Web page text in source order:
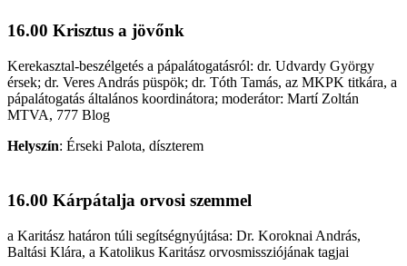
16.00 Krisztus a jövőnk
Kerekasztal-beszélgetés a pápalátogatásról: dr. Udvardy György
érsek; dr. Veres András püspök; dr. Tóth Tamás, az MKPK titkára, a
pápalátogatás általános koordinátora; moderátor: Martí Zoltán
MTVA, 777 Blog
Helyszín: Érseki Palota, díszterem
16.00 Kárpátalja orvosi szemmel
a Karitász határon túli segítségnyújtása: Dr. Koroknai András,
Baltási Klára, a Katolikus Karitász orvosmissziójának tagjai